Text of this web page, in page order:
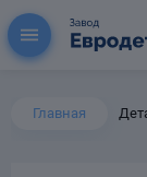
Главная